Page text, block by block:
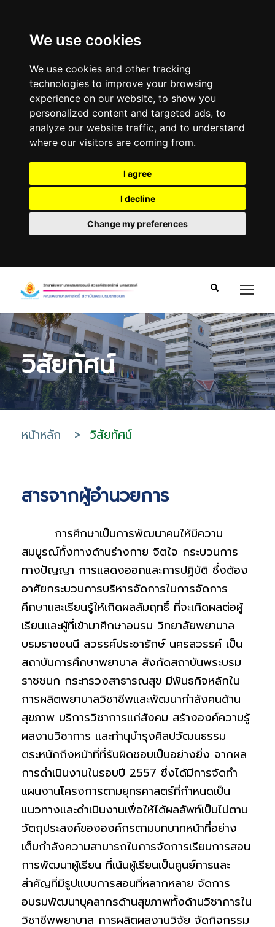
We use cookies
We use cookies and other tracking
technologies to improve your browsing
experience on our website, to show you
personalized content and targeted ads, to
analyze our website traffic, and to understand
where our visitors are coming from.
I agree
I decline
Change my preferences
วิสัยทัศน์
หน้าหลัก > วิสัยทัศน์
สารจากผู้อำนวยการ
การศึกษาเป็นการพัฒนาคนให้มีความ
สมบูรณ์ทั้งทางด้านร่างกาย จิตใจ กระบวนการ
ทางปัญญา การแสดงออกและการปฏิบัติ ซึ่งต้อง
อาศัยกระบวนการบริหารจัดการในการจัดการ
ศึกษาและเรียนรู้ให้เกิดผลสัมฤทธิ์ ที่จะเกิดผลต่อผู้
เรียนและผู้ที่เข้ามาศึกษาอบรม วิทยาลัยพยาบาล
บรมราชชนนี สวรรค์ประชารักษ์ นครสวรรค์ เป็น
สถาบันการศึกษาพยาบาล สังกัดสถาบันพระบรม
ราชชนก กระทรวงสาธารณสุข มีพันธกิจหลักใน
การผลิตพยาบาลวิชาชีพและพัฒนากำลังคนด้าน
สุขภาพ บริการวิชาการแก่สังคม สร้างองค์ความรู้
ผลงานวิชาการ และทำนุบำรุงศิลปวัฒนธรรม
ตระหนักถึงหน้าที่ที่รับผิดชอบเป็นอย่างยิ่ง จากผล
การดำเนินงานในรอบปี 2557 ซึ่งได้มีการจัดทำ
แผนงานโครงการตามยุทธศาสตร์ที่กำหนดเป็น
แนวทางและดำเนินงานเพื่อให้ได้ผลลัพท์เป็นไปตาม
วัตถุประสงค์ขององค์กรตามบทบาทหน้าที่อย่าง
เต็มกำลังความสามารถในการจัดการเรียนการสอน
การพัฒนาผู้เรียน ที่เน้นผู้เรียนเป็นศูนย์การและ
สำคัญที่มีรูปแบบการสอนที่หลากหลาย จัดการ
อบรมพัฒนาบุคลากรด้านสุขภาพทั้งด้านวิชาการใน
วิชาชีพพยาบาล การผลิตผลงานวิจัย จัดกิจกรรม